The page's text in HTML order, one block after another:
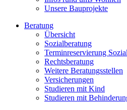
Unsere Bauprojekte
Beratung
Übersicht
Sozialberatung
Terminreservierung
Rechtsberatung
Weitere Beratungsstellen
Versicherungen
Studieren mit Kind
Studieren mit